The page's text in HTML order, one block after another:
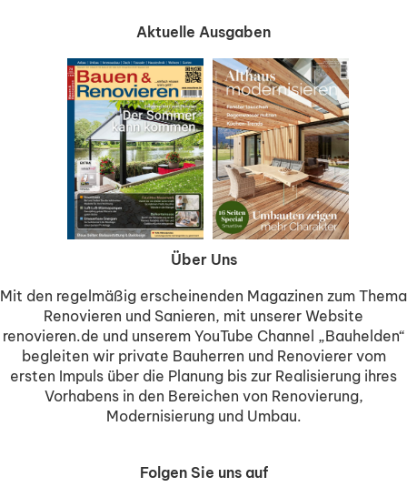
Aktuelle Ausgaben
Über Uns
Mit den regelmäßig erscheinenden Magazinen zum Thema
Renovieren und Sanieren, mit unserer Website
renovieren.de und unserem YouTube Channel „Bauhelden“
begleiten wir private Bauherren und Renovierer vom
ersten Impuls über die Planung bis zur Realisierung ihres
Vorhabens in den Bereichen von Renovierung,
Modernisierung und Umbau.
Folgen Sie uns auf